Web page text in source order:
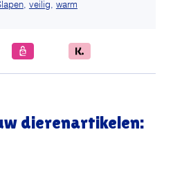
, veilig, warm
dierenartikelen: